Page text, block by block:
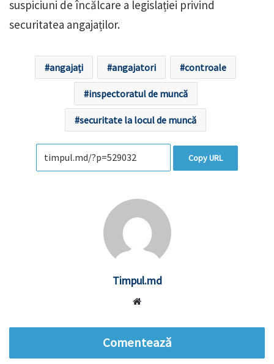
suspiciuni de încălcare a legislației privind
securitatea angajaților.
angajați angajatori controale
inspectoratul de muncă
securitate la locul de muncă
Copy URL
Timpul.md
Comentează